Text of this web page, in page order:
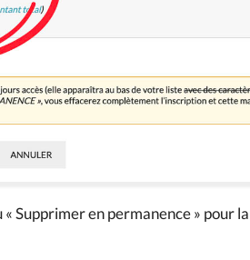
Supprimer en permanence » pour